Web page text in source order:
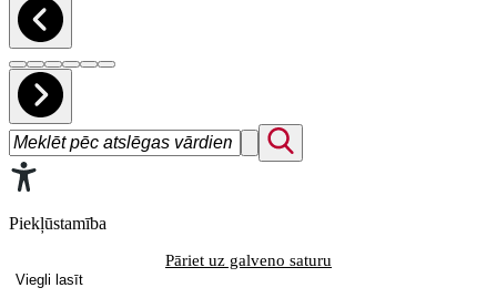
Piekļūstamība
Pāriet uz galveno saturu
Viegli lasīt